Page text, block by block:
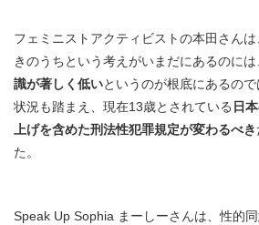
フェミニストアクティビストの本田さん
きのうちという考えがいまだにあるのには
識が著しく低いというのが根底にあるの
状況も踏まえ、現在13歳とされている 日
上げを含めた刑法性犯罪規定が変わるべき
た。
Speak Up Sophia まーしーさんは、性的